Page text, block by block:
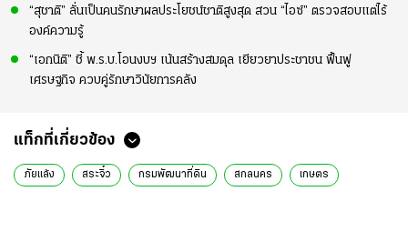
“สุชาติ” ลั่นเป็นคนรักษาผลประโยชน์ชาติสูงสุด สวน “ไอซ์” ตรวจสอบแต่ไร้
องค์ความรู้
“เอกนิติ” ชี้ พ.ร.บ.โอนงบฯ เน้นสร้างสมดุล เยียวยาประชาชน ฟื้นฟู
เศรษฐกิจ ควบคู่รักษาวินัยการคลัง
แท็กที่เกี่ยวข้อง
ภัยแล้ง สระจิ๋ว กรมพัฒนาที่ดิน สกลนคร เกษตร